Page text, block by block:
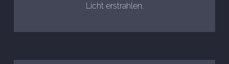
Licht erstrahlen.